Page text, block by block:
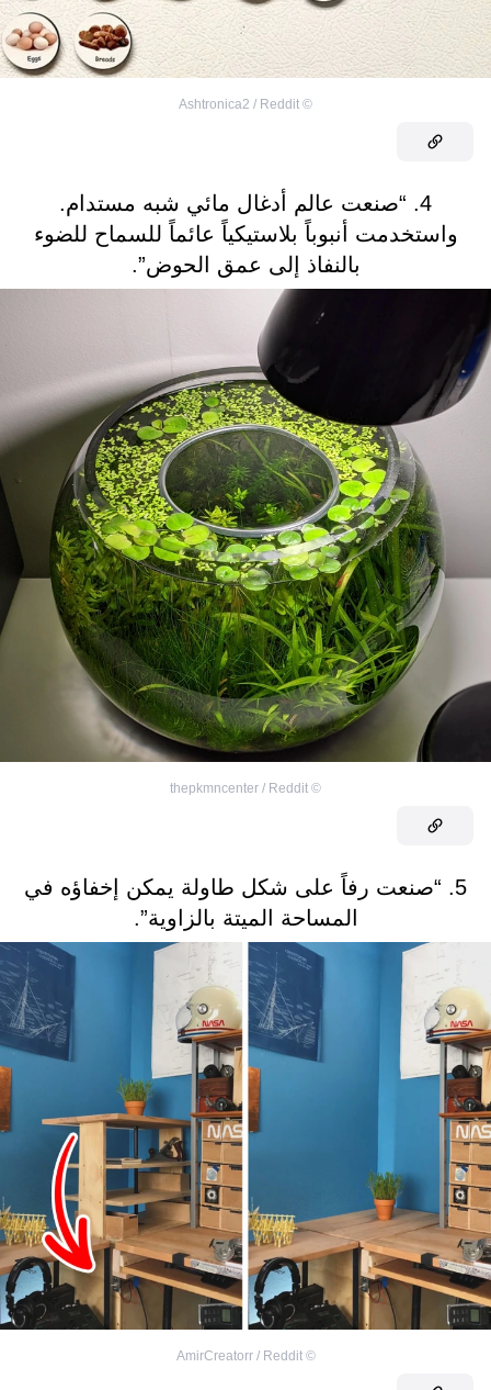
©
Ashtronica2 / Reddit
4. “صنعت عالم أدغال مائي شبه مستدام.
واستخدمت أنبوباً بلاستيكياً عائماً للسماح للضوء
بالنفاذ إلى عمق الحوض”.
©
thepkmncenter / Reddit
5. “صنعت رفاً على شكل طاولة يمكن إخفاؤه في
المساحة الميتة بالزاوية”.
©
AmirCreatorr / Reddit